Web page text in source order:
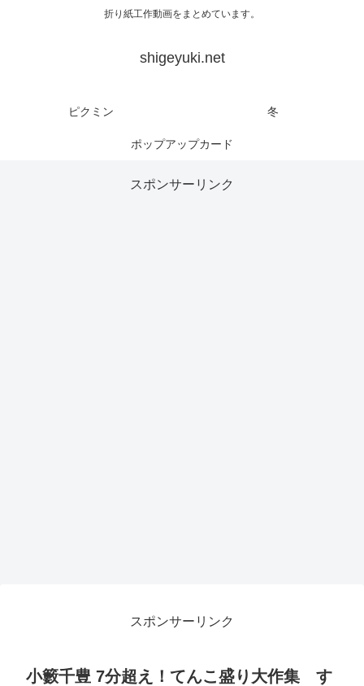
折り紙工作動画をまとめています。
shigeyuki.net
ピクミン 冬
ポップアップカード
スポンサーリンク
スポンサーリンク
小籔千豊 7分超え！てんこ盛り大作集 す